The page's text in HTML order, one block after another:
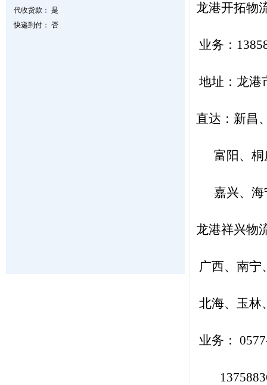
代收货款： 是
快递到付： 否
龙港开拓物
业务：
地址：龙港
直达：新昌
富阳、桐
嘉兴、海
龙港祥兴物
广西、南宁
北海、玉林
业务：